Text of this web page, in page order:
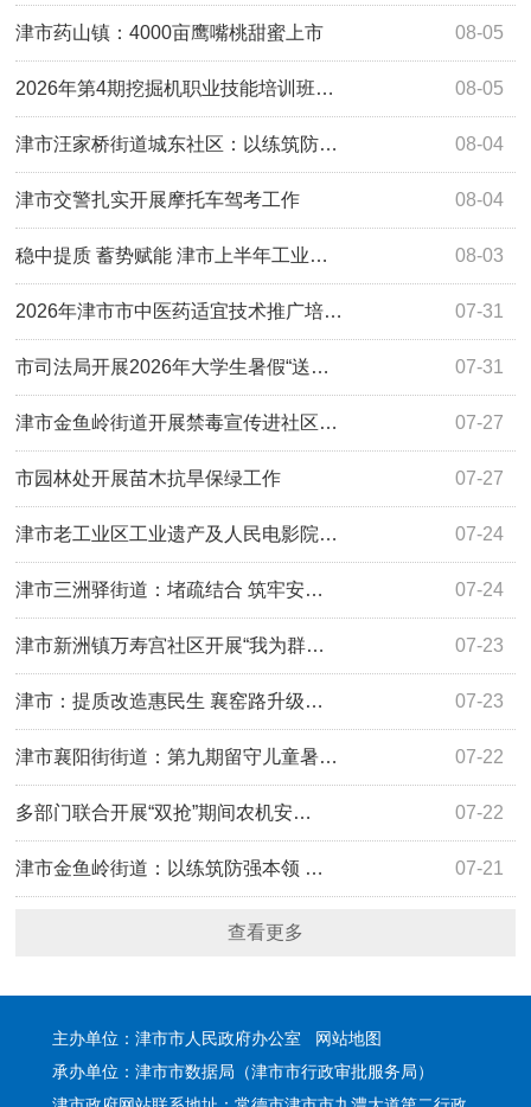
08-05
津市药山镇：4000亩鹰嘴桃甜蜜上市
08-05
2026年第4期挖掘机职业技能培训班…
08-04
津市汪家桥街道城东社区：以练筑防…
08-04
津市交警扎实开展摩托车驾考工作
08-03
稳中提质 蓄势赋能 津市上半年工业…
07-31
2026年津市市中医药适宜技术推广培…
07-31
市司法局开展2026年大学生暑假“送…
07-27
津市金鱼岭街道开展禁毒宣传进社区…
07-27
市园林处开展苗木抗旱保绿工作
07-24
津市老工业区工业遗产及人民电影院…
07-24
津市三洲驿街道：堵疏结合 筑牢安…
07-23
津市新洲镇万寿宫社区开展“我为群…
07-23
津市：提质改造惠民生 襄窑路升级…
07-22
津市襄阳街街道：第九期留守儿童暑…
07-22
多部门联合开展“双抢”期间农机安…
07-21
津市金鱼岭街道：以练筑防强本领 …
查看更多
主办单位：津市市人民政府办公室 网站地图
承办单位：津市市数据局（津市市行政审批服务局）